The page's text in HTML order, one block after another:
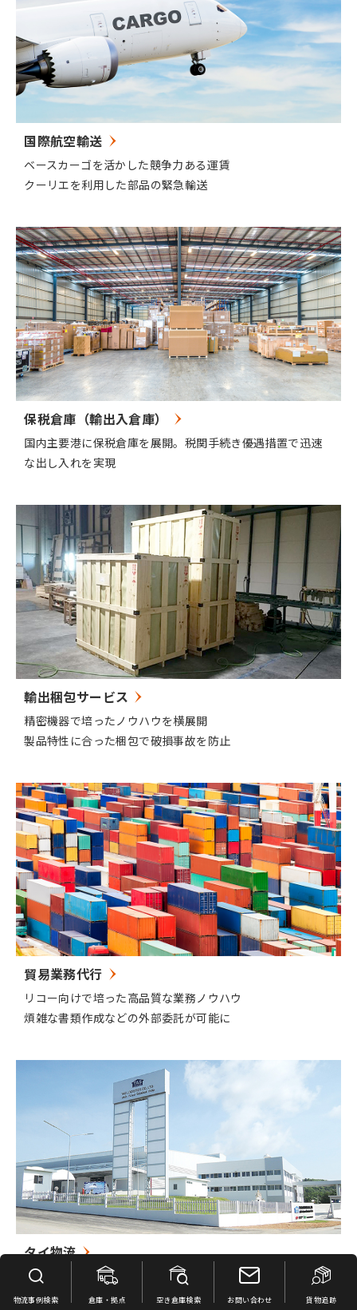
国際航空輸送
ベースカーゴを活かした競争力ある運賃
クーリエを利用した部品の緊急輸送
保税倉庫（輸出入倉庫）
国内主要港に保税倉庫を展開。税関手続き優遇措置で迅速
な出し入れを実現
輸出梱包サービス
精密機器で培ったノウハウを横展開
製品特性に合った梱包で破損事故を防止
貿易業務代行
リコー向けで培った高品質な業務ノウハウ
煩雑な書類作成などの外部委託が可能に
タイ物流
日本仕様の物流サービスをタイで
バイヤーズコンソリやＶＭＩサービスをご提供
物流事例検索 倉庫・拠点 空き倉庫検索 お問い合わせ 貨物追跡